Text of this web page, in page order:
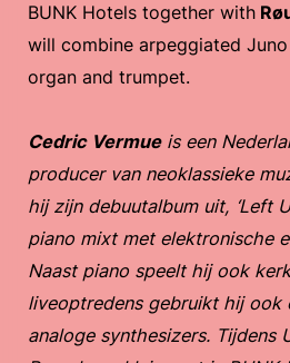
BUNK Hotels together with
will combine arpeggiated
organ and trumpet.
Cedric Vermueis een
producer van neoklassieke
hij zijn debuutalbum uit, ‘Left
piano mixt met elektronische
Naast piano speelt hij ook
liveoptredens gebruikt hij ook
analoge synthesizers. Tijdens